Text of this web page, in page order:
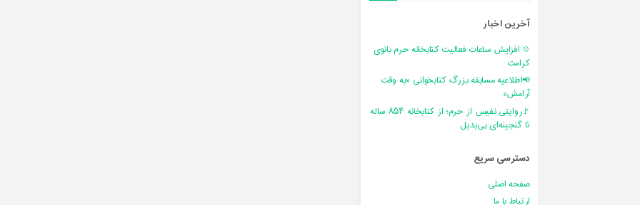
آخرین اخبار
💠 افزایش ساعات فعالیت کتابخانه حرم بانوی
کرامت
📢اطلاعیه مسابقه بزرگ کتابخوانی «به وقت
آرامش»
🚩روایتی نفیس از حرم؛ از کتابخانه ۸۵۴ ساله
تا گنجینه‌ای بی‌بدیل
دسترسی سریع
صفحه اصلی
ارتباط با ما